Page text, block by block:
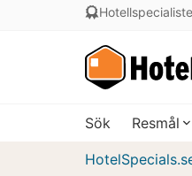
Sök Resmål